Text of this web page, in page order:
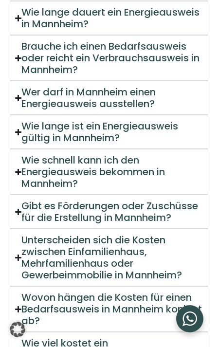
Wie lange dauert ein Energieausweis
in Mannheim?
Brauche ich einen Bedarfsausweis
oder reicht ein Verbrauchsausweis in
Mannheim?
Wer darf in Mannheim einen
Energieausweis ausstellen?
Wie lange ist ein Energieausweis
gültig in Mannheim?
Wie schnell kann ich den
Energieausweis bekommen in
Mannheim?
Gibt es Förderungen oder Zuschüsse
für die Erstellung in Mannheim?
Unterscheiden sich die Kosten
zwischen Einfamilienhaus,
Mehrfamilienhaus oder
Gewerbeimmobilie in Mannheim?
Wovon hängen die Kosten für einen
Bedarfsausweis in Mannheim konkret
ab?
Wie viel kostet ein